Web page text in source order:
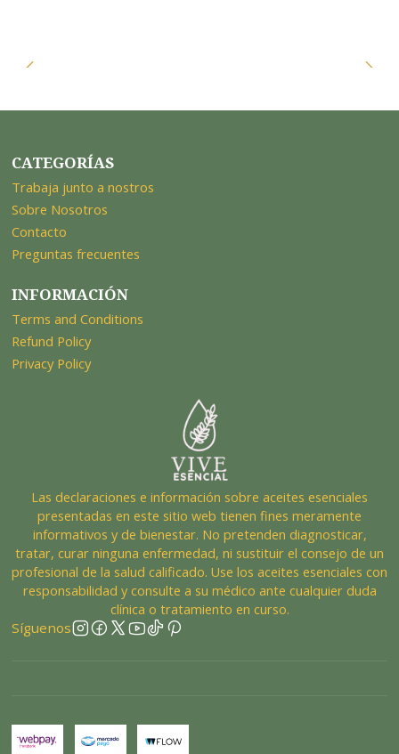
CATEGORÍAS
Trabaja junto a nostros
Sobre Nosotros
Contacto
Preguntas frecuentes
INFORMACIÓN
Terms and Conditions
Refund Policy
Privacy Policy
Las declaraciones e información sobre aceites esenciales
presentadas en este sitio web tienen fines meramente
informativos y de bienestar. No pretenden diagnosticar,
tratar, curar ninguna enfermedad, ni sustituir el consejo de un
profesional de la salud calificado. Use los aceites esenciales con
responsabilidad y consulte a su médico ante cualquier duda
clínica o tratamiento en curso.
Síguenos